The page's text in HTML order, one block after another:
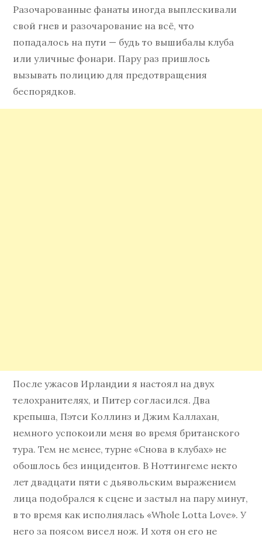
Разочарованные фанаты иногда выплескивали
свой гнев и разочарование на всё, что
попадалось на пути — будь то вышибалы клуба
или уличные фонари. Пару раз пришлось
вызывать полицию для предотвращения
беспорядков.
После ужасов Ирландии я настоял на двух
телохранителях, и Питер согласился. Два
крепыша, Пэтси Коллинз и Джим Каллахан,
немного успокоили меня во время британского
тура. Тем не менее, турне «Снова в клубах» не
обошлось без инцидентов. В Ноттингеме некто
лет двадцати пяти с дьявольским выражением
лица подобрался к сцене и застыл на пару минут,
в то время как исполнялась «Whole Lotta Love». У
него за поясом висел нож. И хотя он его не